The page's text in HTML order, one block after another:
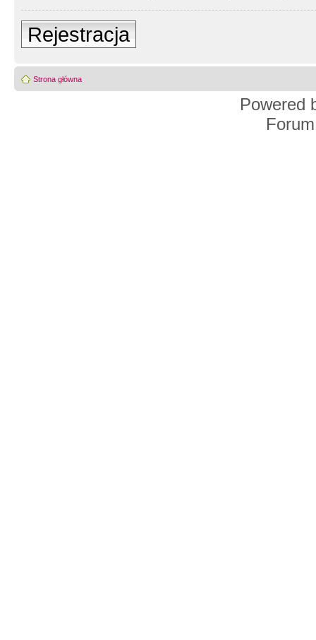
Rejestracja
Strona główna
Powered